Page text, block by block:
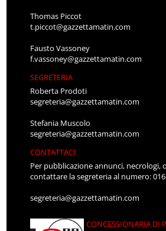
Thomas Piccot
t.piccot@gazzettamatin.com
Fausto Vassoney
f.vassoney@gazzettamatin.com
SEGRETERIA
Roberta Prodoti
segreteria@gazzettamatin.com
Stefania Muscolo
segreteria@gazzettamatin.com
CONTATTACI
Per pubblicazione annunci, necrologi,
contattare la segreteria al numero:
segreteria@gazzettamatin.com
CONCESSIONARIA DI